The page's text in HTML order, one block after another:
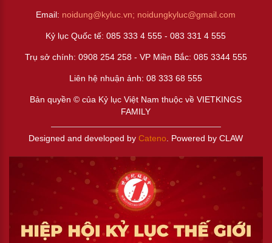
Email: noidung@kyluc.vn; noidungkyluc@gmail.com
Kỷ lục Quốc tế: 085 333 4 555 - 083 331 4 555
Trụ sở chính: 0908 254 258 - VP Miền Bắc: 085 3344 555
Liên hệ nhuận ảnh:08 333 68 555
Bản quyền © của Kỷ lục Việt Nam thuộc về VIETKINGS
FAMILY
Designed and developed byCateno. Powered by CLAW